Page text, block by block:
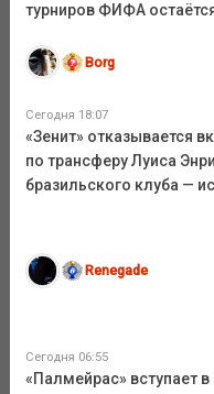
турниров ФИФА
Borg
Сегодня 18:07
«Зенит» отказывается
по трансферу Луиса
бразильского клуба —
Renegade
Сегодня 06:55
«Палмейрас» вступает